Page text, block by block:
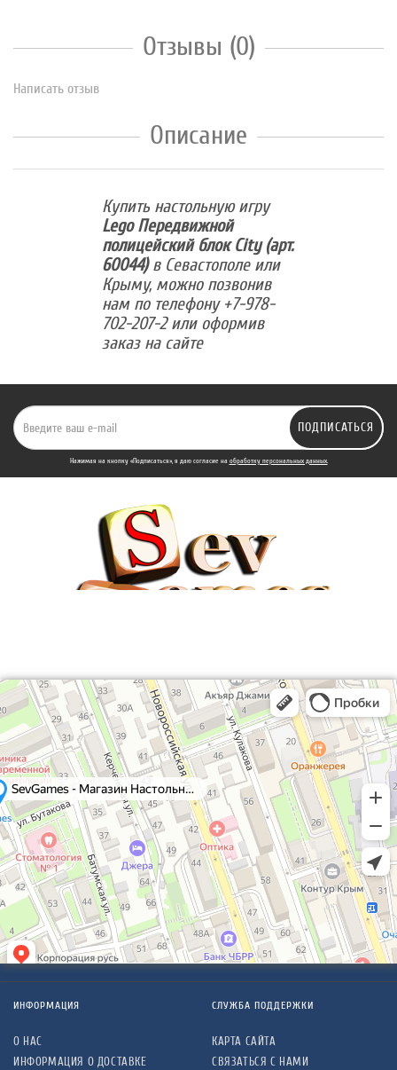
Отзывы (0)
Написать отзыв
Описание
Купить настольную игру
Lego Передвижной
полицейский блок City (арт.
60044)в Севастополе или
Крыму, можно позвонив
нам по телефону +7-978-
702-207-2 или оформив
заказ на сайте
ПОДПИСАТЬСЯ
Нажимая на кнопку «Подписаться», я даю cогласие на обработку персональных данных.
ИНФОРМАЦИЯ
О НАС
ИНФОРМАЦИЯ О ДОСТАВКЕ
СЛУЖБА ПОДДЕРЖКИ
КАРТА САЙТА
СВЯЗАТЬСЯ С НАМИ